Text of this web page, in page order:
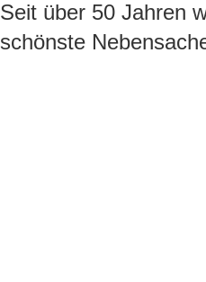
Seit über 50 Jahren
schönste